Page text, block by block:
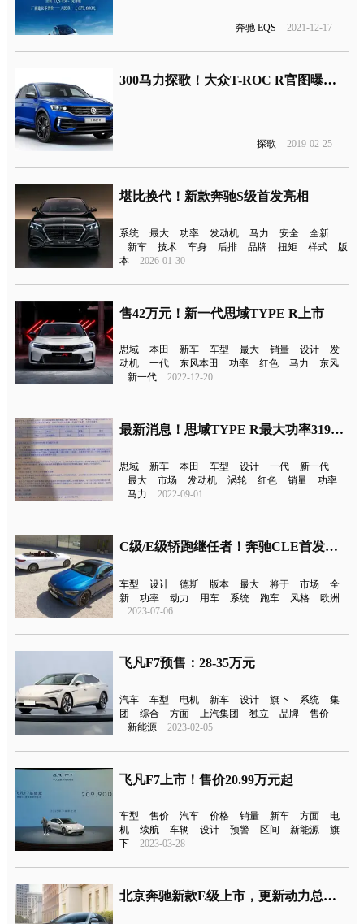
奔驰 EQS 2021-12-17
300马力探歌！大众T-ROC R官图曝光、2019日内瓦车展发布
探歌 2019-02-25
堪比换代！新款奔驰S级首发亮相
系统 最大 功率 发动机 马力 安全
全新
新车
技术 车身 后排 品牌 扭矩 样式
版
本
2026-01-30
售42万元！新一代思域TYPE R上市
思域 本田 新车 车型 最大 销量 设计
发
动机
一代 东风本田 功率 红色 马力
东风
新一代
2022-12-20
最新消息！思域TYPE R最大功率319马力
思域 新车 本田 车型 设计 一代
新一代
最大
市场 发动机 涡轮 红色 销量
功率
马力
2022-09-01
C级/E级轿跑继任者！奔驰CLE首发亮相
车型 设计 德斯 版本 最大 将于 市场
全
新
功率 动力 用车 系统 跑车 风格
欧洲
2023-07-06
飞凡F7预售：28-35万元
汽车 车型 电机 新车 设计 旗下 系统
集
团
综合 方面 上汽集团 独立 品牌
售价
新能源
2023-02-05
飞凡F7上市！售价20.99万元起
车型 售价 汽车 价格 销量 新车 方面
电
机
续航 车辆 设计 预警 区间 新能源
旗
下
2023-03-28
北京奔驰新款E级上市，更新动力总成入门版搭载1.5T四缸发动机